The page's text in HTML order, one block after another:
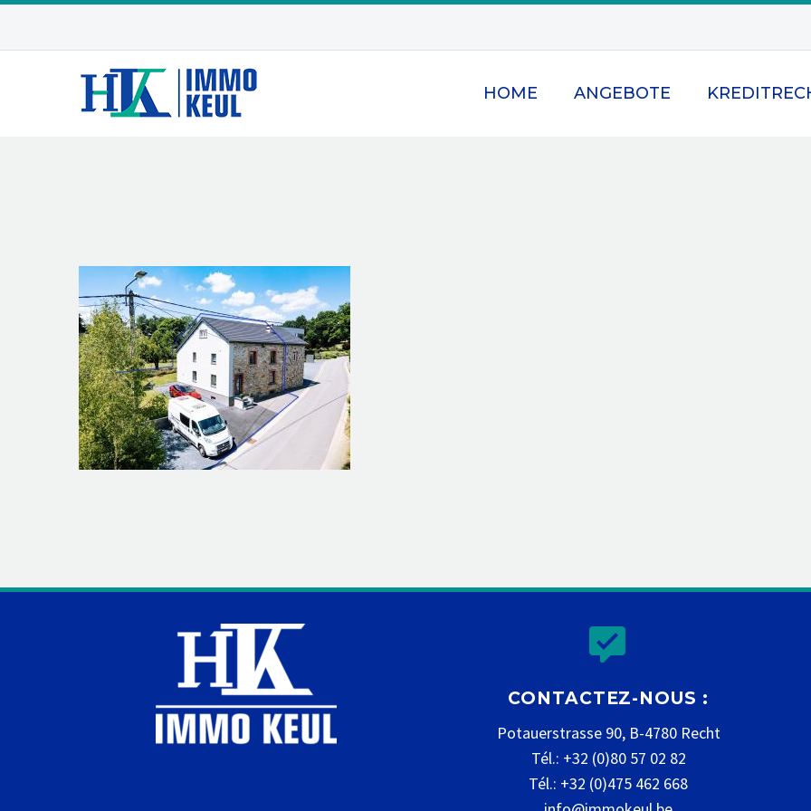
HOME ANGEBOTE


CONTACTEZ-NOUS :
Potauerstrasse 90, B-4780 Recht
Tél.: +32 (0)80 57 02 82
Tél.: +32 (0)475 462 668